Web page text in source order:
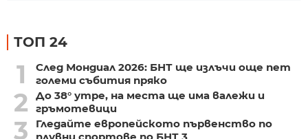
ТОП 24
1
След Мондиал 2026: БНТ ще излъчи още пет
големи събития пряко
2
До 38° утре, на места ще има валежи и
гръмотевици
3
Гледайте европейското първенство по